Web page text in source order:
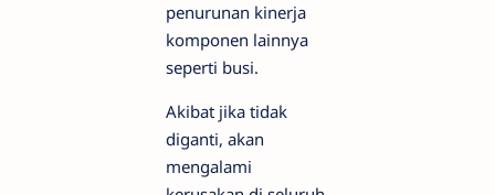
penurunan kinerja
komponen lainnya
seperti busi.
Akibat jika tidak
diganti, akan
mengalami